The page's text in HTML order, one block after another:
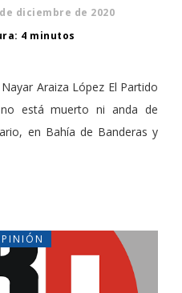
diciembre de 2020
4 minutos
Araiza López El Partido
no está muerto ni anda de
en Bahía de Banderas y